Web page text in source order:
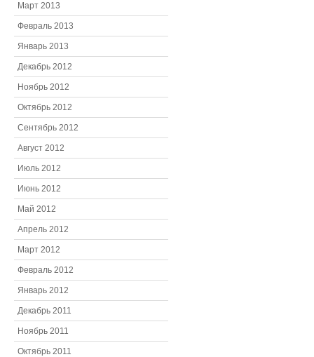
Март 2013
Февраль 2013
Январь 2013
Декабрь 2012
Ноябрь 2012
Октябрь 2012
Сентябрь 2012
Август 2012
Июль 2012
Июнь 2012
Май 2012
Апрель 2012
Март 2012
Февраль 2012
Январь 2012
Декабрь 2011
Ноябрь 2011
Октябрь 2011